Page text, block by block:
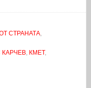
СТРАНАТА,
КАРЧЕВ, КМЕТ,